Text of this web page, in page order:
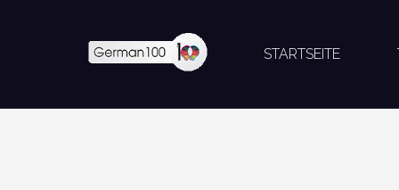
STARTSEITE